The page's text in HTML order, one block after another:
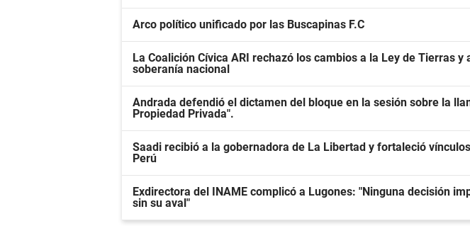
Arco político unificado por las Buscapinas F.C
La Coalición Cívica ARI rechazó los cambios a la Ley de Tierras y
soberanía nacional
Andrada defendió el dictamen del bloque en la sesión sobre la
Propiedad Privada".
Saadi recibió a la gobernadora de La Libertad y fortaleció
Perú
Exdirectora del INAME complicó a Lugones: "Ninguna decisión
sin su aval"